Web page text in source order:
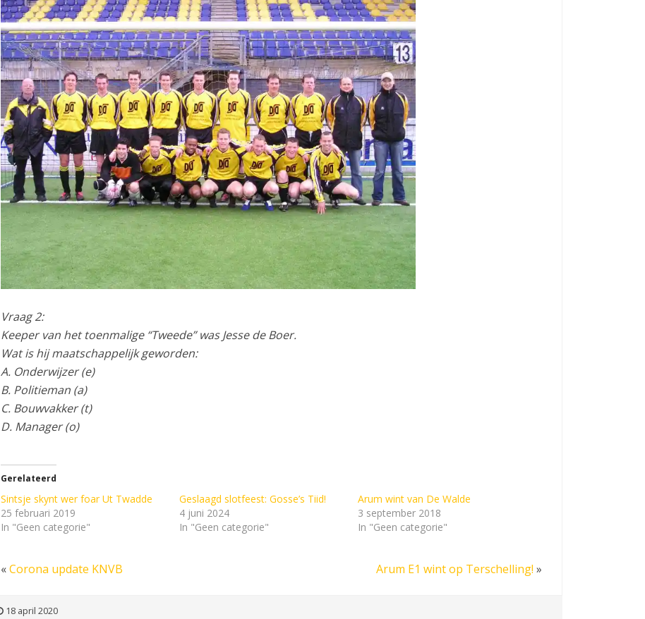
Vraag 2:
Keeper van het toenmalige “Tweede” was Jesse de Boer.
Wat is hij maatschappelijk geworden:
A. Onderwijzer (e)
B. Politieman (a)
C. Bouwvakker (t)
D. Manager (o)
Gerelateerd
Sintsje skynt wer foar Ut Twadde
25 februari 2019
In "Geen categorie"
Geslaagd slotfeest: Gosse’s Tiid!
4 juni 2024
In "Geen categorie"
Arum wint van De Walde
3 september 2018
In "Geen categorie"
«Corona update KNVB Arum E1 wint op Terschelling! »
18 april 2020